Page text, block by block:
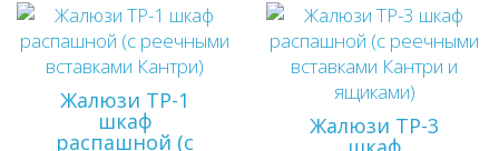
Жалюзи ТР-1
шкаф
распашной (с
Жалюзи ТР-3